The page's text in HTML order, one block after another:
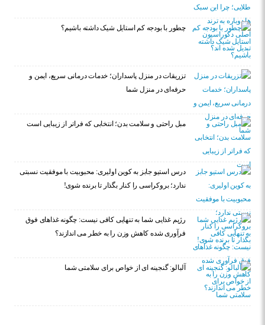
چطور با بودجه کم استایل شیک داشته باشیم؟
تزریقات در منزل پاسداران؛ خدمات درمانی سریع، ایمن و
حرفه‌ای در منزل شما
مبل راحتی و سلامت بدن؛ انتخابی که فراتر از زیبایی است
درس استیو جابز به کوین اولیری: محبوبیت با موفقیت نسبتی
ندارد؛ بروکراسی را کنار بگذار تا برنده شوی!
رژیم غذایی شما به تنهایی کافی نیست: چگونه غذاهای فوق
فرآوری شده کاهش وزن را به خطر می اندازند؟
آلبالو: گنجینه ای از خواص برای سلامتی شما